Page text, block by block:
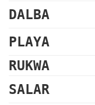
DALBA
PLAYA
RUKWA
SALAR